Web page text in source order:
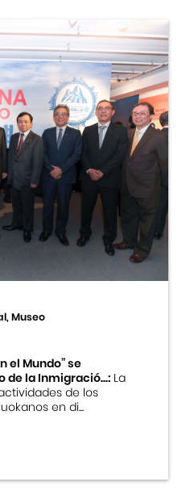
Museo
el Mundo” se
de la Inmigració...:La
de los
en di...